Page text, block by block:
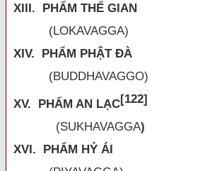
XIII. PHẨM THẾ GIAN
(LOKAVAGGA)
XIV. PHẨM PHẬT ĐÀ
(BUDDHAVAGGO)
XV. PHẨM AN LẠC[122]
(SUKHAVAGGA)
XVI. PHẨM HỶ ÁI